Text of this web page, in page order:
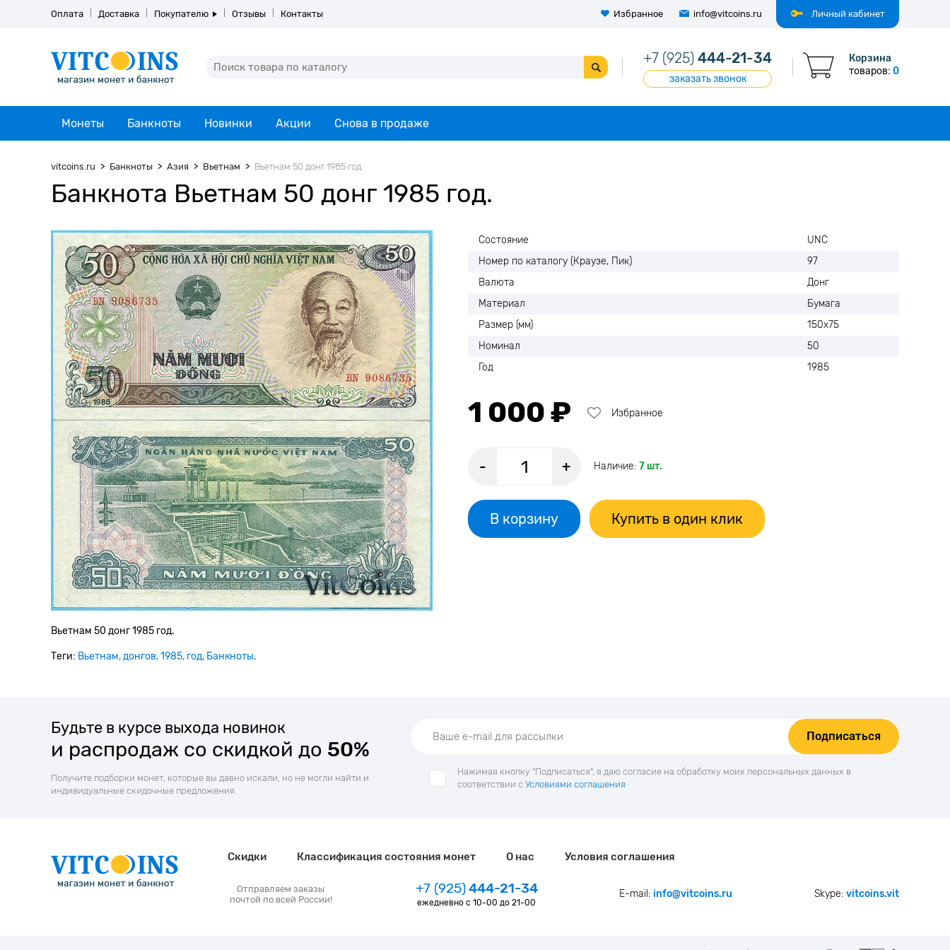
Личный кабинет
Оплата Доставка Покупателю Отзывы Контакты Избранное info@vitcoins.ru
+7 (925) 444-21-34
заказать звонок
Корзина
товаров: 0
Монеты Банкноты Новинки Акции Снова в продаже
vitcoins.ru Банкноты Азия Вьетнам Вьетнам 50 донг 1985 год.
Банкнота Вьетнам 50 донг 1985 год.
Состояние
UNC
Номер по каталогу (Краузе, Пик)
97
Валюта
Донг
Материал
Бумага
Размер (мм)
150х75
Номинал
50
Год
1985
1 000 ₽ Избранное
- + Наличие: 7 шт.
В корзину Купить в один клик
Вьетнам 50 донг 1985 год.
Теги: Вьетнам донгов 1985 год Банкноты
Будьте в курсе выхода новинок
и распродаж со скидкой до 50%
Получите подборки монет, которые вы давно искали, но не могли найти и
индивидуальные скидочные предложения.
Подписаться
Нажимая кнопку "Подписаться", я даю согласие на обработку моих персональных данных в
соответствии с Условиями соглашения
Скидки Классификация состояния монет О нас Условия соглашения
Отправляем заказы
почтой по всей России!
+7 (925)444-21-34
ежедневно с 10-00 до 21-00
E-mail:info@vitcoins.ru Skype: vitcoins.vit